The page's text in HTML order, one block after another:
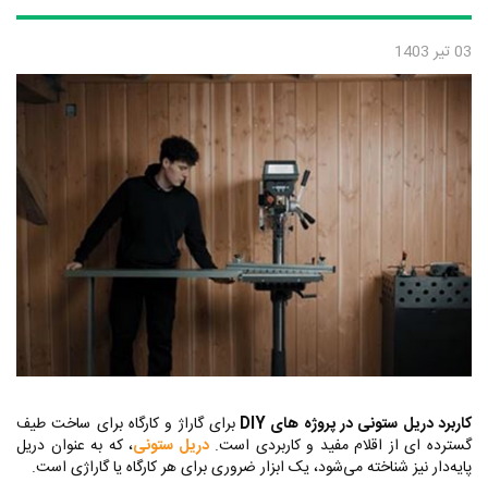
03 تیر 1403
کاربرد دریل ستونی در پروژه های DIYبرای گاراژ و کارگاه برای ساخت طیف
گسترده ای از اقلام مفید و کاربردی است.دریل ستونی، که به عنوان دریل
پایه‌دار نیز شناخته می‌شود، یک ابزار ضروری برای هر کارگاه یا گاراژی است.